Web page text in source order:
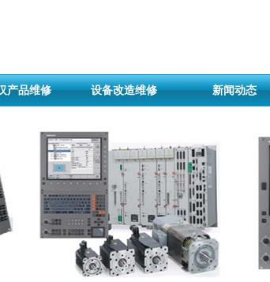
产品维修 设备改造维修 新闻动态